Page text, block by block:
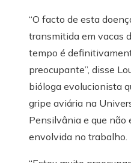
“O facto de esta
transmitida em vacas
tempo é
preocupante”, disse
bióloga evolucionista
gripe aviária na
Pensilvânia e que não
envolvida no trabalho.